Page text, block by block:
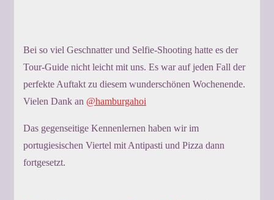
Bei so viel Geschnatter und Selfie-Shooting hatte es der
Tour-Guide nicht leicht mit uns. Es war auf jeden Fall der
perfekte Auftakt zu diesem wunderschönen Wochenende.
Vielen Dank an @hamburgahoi
Das gegenseitige Kennenlernen haben wir im
portugiesischen Viertel mit Antipasti und Pizza dann
fortgesetzt.